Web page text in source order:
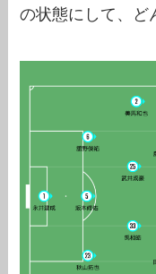
の状態にして、ど